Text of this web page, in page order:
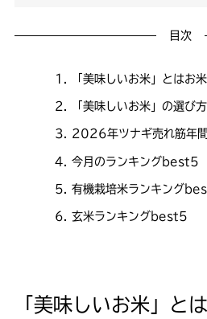
目次
「美味しいお米」とはお
「美味しいお米」の選び方
2026年ツナギ売れ筋年
今月のランキングbest5
有機栽培米ランキング
玄米ランキングbest5
「美味しいお米」と